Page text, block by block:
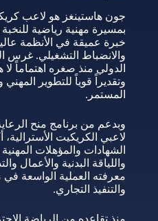
جون هاستينغز هو لاعب
خبرة عميقة في الأنظمة
والانضباط التشغيلي. غرس
الدولي منذ صغره اهتماماً لا
وتقديراً قوياً للتطوير
المستمر.
وبدعم من برنامج منح الرعاية
لاعبي الكريكيت
الشهادات والمؤهلات
واللياقة البدنية والأعمال
معرفته العملية الواسعة في
والتنفيذ التجاري.